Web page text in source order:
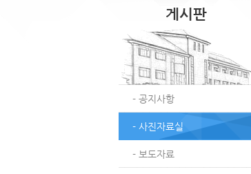
게시판
- 공지사항
- 사진자료실
- 보도자료